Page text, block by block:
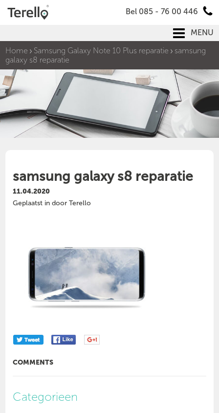
Bel 085 - 76 00 446
MENU
Home
Samsung Galaxy Note 10 Plus reparatie
samsung
galaxy s8 reparatie
samsung galaxy s8 reparatie
11.04.2020
Geplaatst in door Terello
COMMENTS
Categorieen